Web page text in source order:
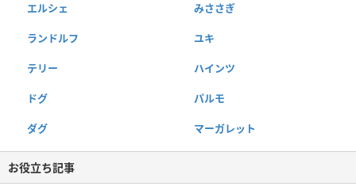
エルシェ みささぎ
ランドルフ ユキ
テリー ハインツ
ドグ パルモ
ダグ マーガレット
お役立ち記事